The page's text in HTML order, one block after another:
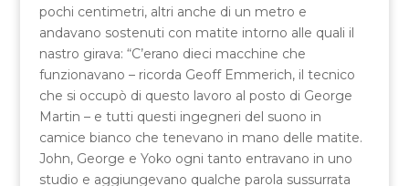
pochi centimetri, altri anche di un metro e
andavano sostenuti con matite intorno alle quali il
nastro girava: “C’erano dieci macchine che
funzionavano – ricorda Geoff Emmerich, il tecnico
che si occupò di questo lavoro al posto di George
Martin – e tutti questi ingegneri del suono in
camice bianco che tenevano in mano delle matite.
John, George e Yoko ogni tanto entravano in uno
studio e aggiungevano qualche parola sussurrata